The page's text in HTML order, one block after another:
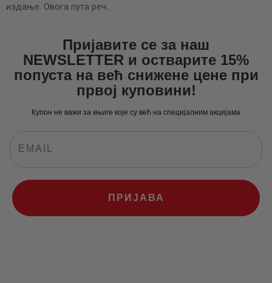
издање. Овога пута реч…
Пријавите се за наш
NEWSLETTER и остварите 15%
попуста на већ снижене цене при
првој куповини!
Купон не важи за књиге које су већ на специјалним акцијама
ПРИЈАВА